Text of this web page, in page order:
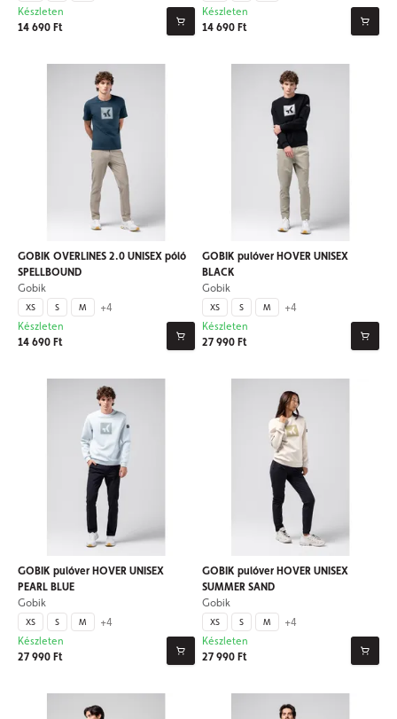
14 690 Ft
Készleten
14 690 Ft
Készleten
GOBIK OVERLINES 2.0 UNISEX póló
SPELLBOUND
Gobik
XS S M +4
14 690 Ft
Készleten
GOBIK pulóver HOVER UNISEX
BLACK
Gobik
XS S M +4
27 990 Ft
Készleten
GOBIK pulóver HOVER UNISEX
PEARL BLUE
Gobik
XS S M +4
27 990 Ft
Készleten
GOBIK pulóver HOVER UNISEX
SUMMER SAND
Gobik
XS S M +4
27 990 Ft
Készleten